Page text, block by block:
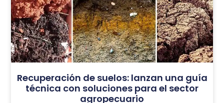
Recuperación de suelos: lanzan una guía
técnica con soluciones para el sector
agropecuario